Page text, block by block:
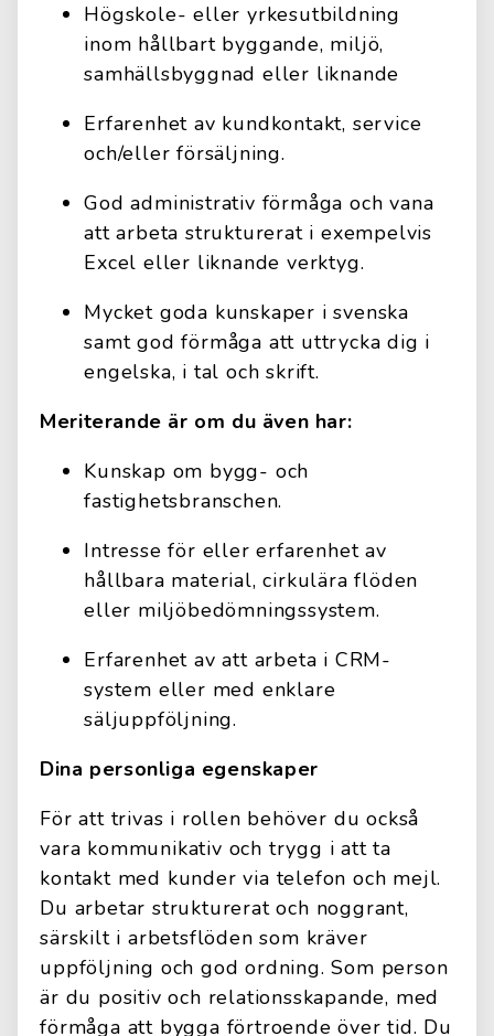
Högskole- eller yrkesutbildning
inom hållbart byggande, miljö,
samhällsbyggnad eller liknande
Erfarenhet av kundkontakt, service
och/eller försäljning.
God administrativ förmåga och vana
att arbeta strukturerat i exempelvis
Excel eller liknande verktyg.
Mycket goda kunskaper i svenska
samt god förmåga att uttrycka dig i
engelska, i tal och skrift.
Meriterande är om du även har:
Kunskap om bygg- och
fastighetsbranschen.
Intresse för eller erfarenhet av
hållbara material, cirkulära flöden
eller miljöbedömningssystem.
Erfarenhet av att arbeta i CRM-
system eller med enklare
säljuppföljning.
Dina personliga egenskaper
För att trivas i rollen behöver du också
vara kommunikativ och trygg i att ta
kontakt med kunder via telefon och mejl.
Du arbetar strukturerat och noggrant,
särskilt i arbetsflöden som kräver
uppföljning och god ordning. Som person
är du positiv och relationsskapande, med
förmåga att bygga förtroende över tid. Du